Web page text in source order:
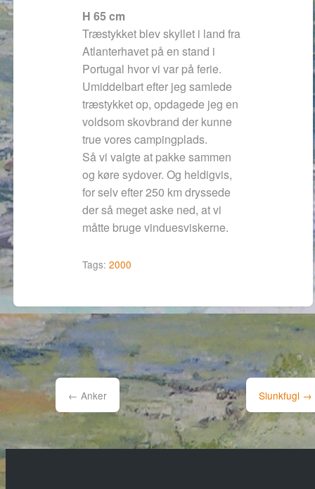
H 65 cm
Træstykket blev skyllet i land fra
Atlanterhavet på en stand i
Portugal hvor vi var på ferie.
Umiddelbart efter jeg samlede
træstykket op, opdagede jeg en
voldsom skovbrand der kunne
true vores campingplads.
Så vi valgte at pakke sammen
og køre sydover. Og heldigvis,
for selv efter 250 km dryssede
der så meget aske ned, at vi
måtte bruge vinduesviskerne.
Tags: 2000
Post
navigation
← Anker Slunkfugl →